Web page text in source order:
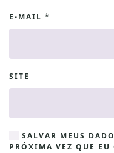
E-MAIL *
SITE
SALVAR MEUS
PRÓXIMA VEZ QUE EU